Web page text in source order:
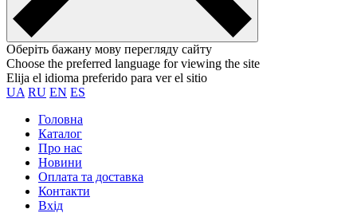
Оберіть бажану мову перегляду сайту
Choose the preferred language for viewing the site
Elija el idioma preferido para ver el sitio
UA RU EN ES
Головна
Каталог
Про нас
Новини
Оплата та доставка
Контакти
Вхiд